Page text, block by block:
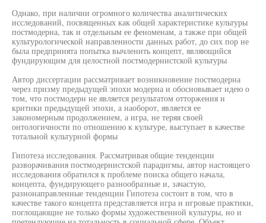
Однако, при наличии огромного количества аналитических
исследований, посвященных как общей характеристике культуры
постмодерна, так и отдельным ее феноменам, а также при общей
культурологической направленности данных работ, до сих пор не
была предпринята попытка вычленить концепт, являющийся
фундирующим для целостной постмодернистской культуры
Автор диссертации рассматривает возникновение постмодерна
через призму предыдущей эпохи модерна и обосновывает идею о
том, что постмодерн не является результатом отторжения и
критики предыдущей эпохи, а наоборот, является ее
закономерным продолжением, а игра, не теряя своей
онтологичности по отношению к культуре, выступает в качестве
тотальной культурной формы
Гипотеза исследования. Рассматривая общие тенденции
разворачивания постмодернистской парадигмы, автор настоящего
исследования обратился к проблеме поиска общего начала,
концепта, фундирующего разнообразные и, зачастую,
разнонаправленные тенденции Гипотеза состоит в том, что в
качестве такого концепта представляется игра и игровые практики,
поглощающие не только формы художественной культуры, но и